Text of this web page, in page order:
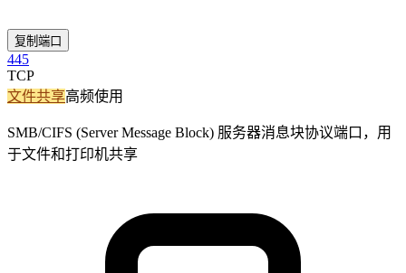
复制端口
445
TCP
文件共享高频使用
SMB/CIFS (Server Message Block) 服务器消息块协议端口，用
于文件和打印机共享